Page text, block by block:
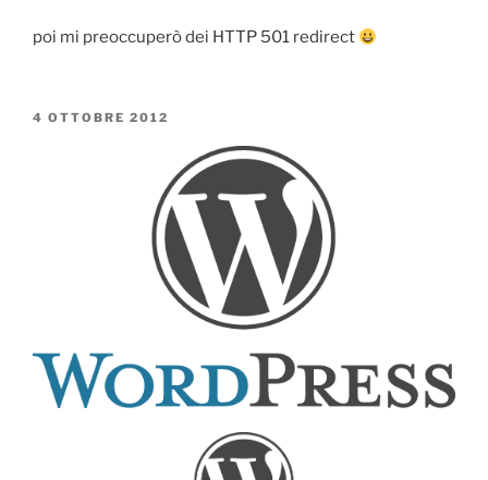
poi mi preoccuperò dei HTTP 501 redirect
PUBBLICATO
4 OTTOBRE 2012